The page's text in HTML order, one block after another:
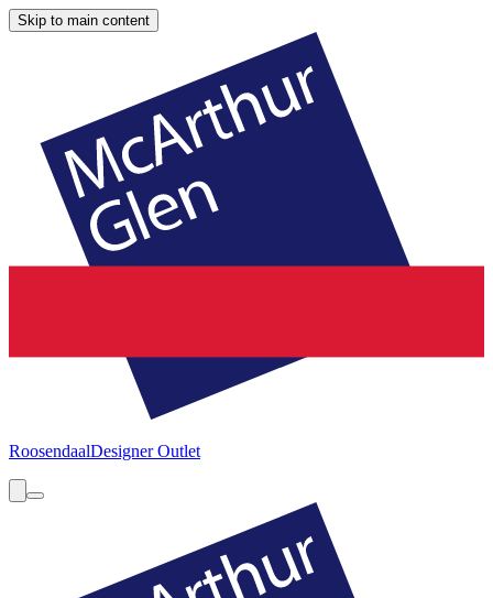
Skip to main content
RoosendaalDesigner Outlet